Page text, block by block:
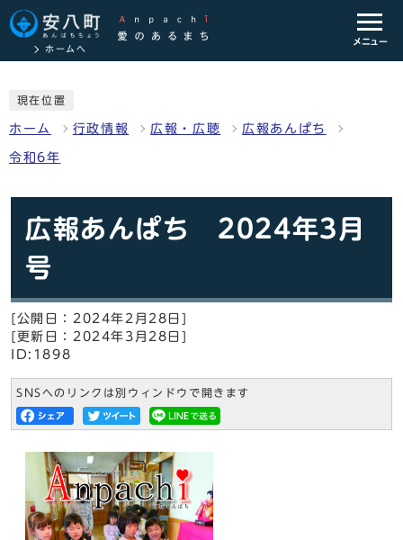
ホームへ
メニュー
現在位置
ホーム 行政情報 広報・広聴 広報あんぱち
令和6年
広報あんぱち 2024年3月
号
[公開日：2024年2月28日]
[更新日：2024年3月28日]
ID:1898
SNSへのリンクは別ウィンドウで開きます